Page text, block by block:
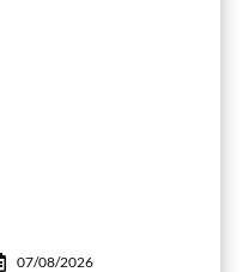
07/08/2026